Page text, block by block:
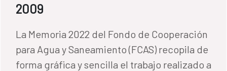
2009
La Memoria 2022 del Fondo de Cooperación
para Agua y Saneamiento (FCAS) recopila de
forma gráfica y sencilla el trabajo realizado a